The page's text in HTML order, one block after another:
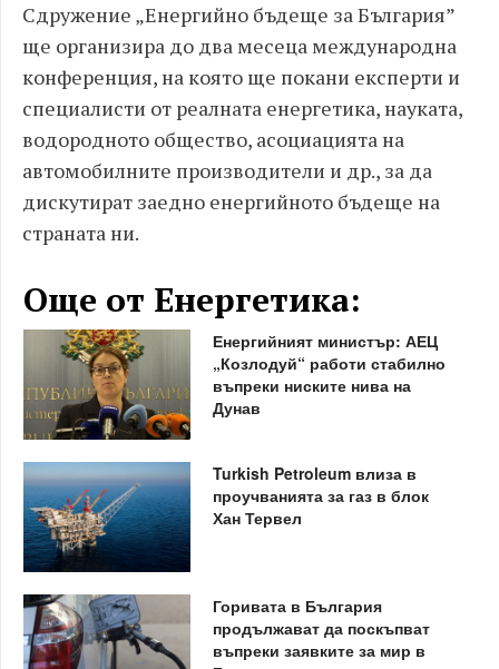
Сдружение „Енергийно бъдеще за България”
ще организира до два месеца международна
конференция, на която ще покани експерти и
специалисти от реалната енергетика, науката,
водородното общество, асоциацията на
автомобилните производители и др., за да
дискутират заедно енергийното бъдеще на
страната ни.
Още от Енергетика:
Енергийният министър: АЕЦ
„Козлодуй“ работи стабилно
въпреки ниските нива на
Дунав
Turkish Petroleum влиза в
проучванията за газ в блок
Хан Тервел
Горивата в България
продължават да поскъпват
въпреки заявките за мир в